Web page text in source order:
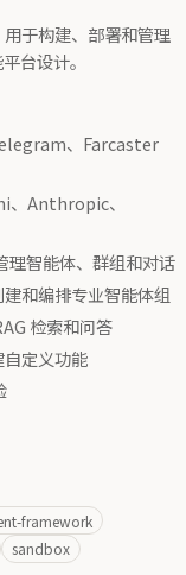
于构建、部署和管理
台设计。
、Farcaster
、Anthropic、
理智能体、群组和对话
和编排专业智能体组
检索和问答
自定义功能
framework
sandbox